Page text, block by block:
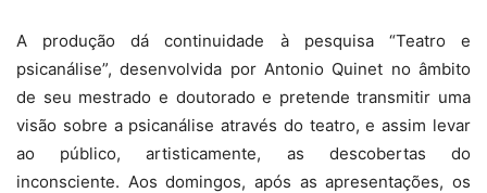
A produção dá continuidade à pesquisa “Teatro e
psicanálise”, desenvolvida por Antonio Quinet no âmbito
de seu mestrado e doutorado e pretende transmitir uma
visão sobre a psicanálise através do teatro, e assim levar
ao público, artisticamente, as descobertas do
inconsciente. Aos domingos, após as apresentações, os